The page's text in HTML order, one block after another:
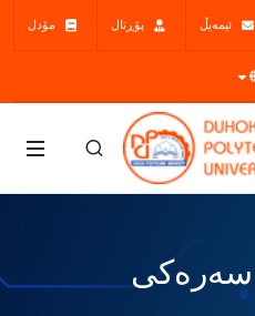
ئیمەیڵ پۆڕتال مۆدل
سەرەکی